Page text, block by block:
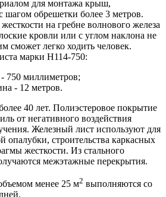
для монтажа крыш,
шагом обрешетки более 3 метров.
на гребне волнового железа
кровли или с углом наклона не
сможет легко ходить человек.
марки Н114-750:
750 миллиметров;
- 12 метров.
40 лет. Полиэстеровое покрытие
от негативного воздействия
Железный лист используют для
опалубки, строительства каркасных
жесткости. Из стального
межэтажные перекрытия.
менее 25 м2 выполняются со